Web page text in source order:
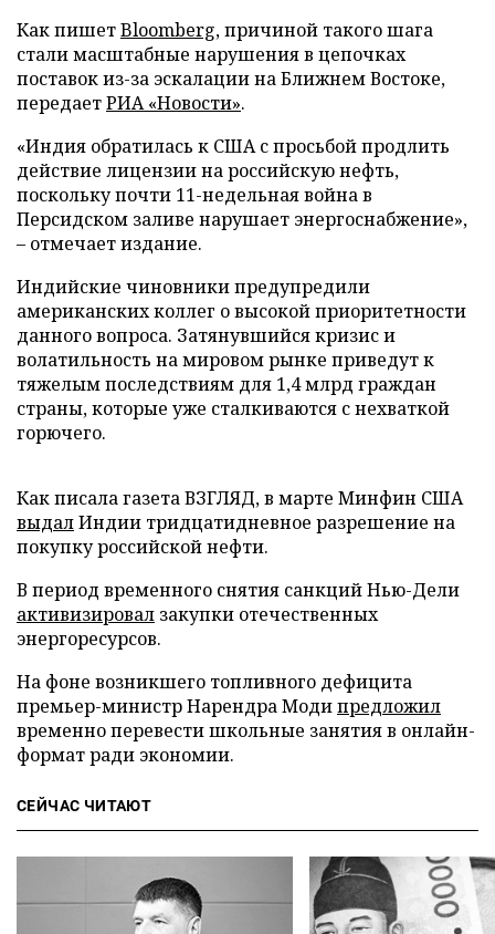
Как пишетBloomberg, причиной такого шага
стали масштабные нарушения в цепочках
поставок из-за эскалации на Ближнем Востоке,
передаетРИА «Новости».
«Индия обратилась к США с просьбой продлить
действие лицензии на российскую нефть,
поскольку почти 11-недельная война в
Персидском заливе нарушает энергоснабжение»,
– отмечает издание.
Индийские чиновники предупредили
американских коллег о высокой приоритетности
данного вопроса. Затянувшийся кризис и
волатильность на мировом рынке приведут к
тяжелым последствиям для 1,4 млрд граждан
страны, которые уже сталкиваются с нехваткой
горючего.
Как писала газета ВЗГЛЯД, в марте Минфин США
выдалИндии тридцатидневное разрешение на
покупку российской нефти.
В период временного снятия санкций Нью-Дели
активизировал закупки отечественных
энергоресурсов.
На фоне возникшего топливного дефицита
премьер-министр Нарендра Модипредложил
временно перевести школьные занятия в онлайн-
формат ради экономии.
СЕЙЧАС ЧИТАЮТ